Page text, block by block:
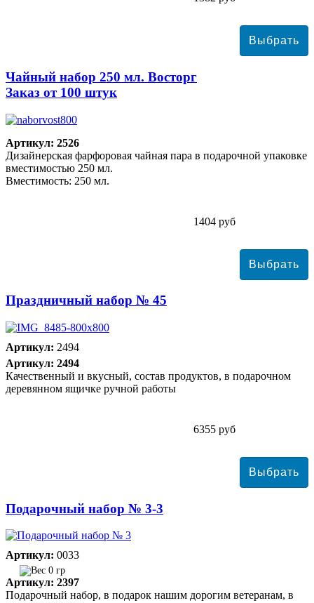
Чайный набор 250 мл. Восторг
Заказ от 100 штук
Артикул: 2526
Дизайнерская фарфоровая чайная пара в подарочной упаковке
вместимостью 250 мл.
Вместимость: 250 мл.
1404 руб
Праздничный набор № 45
Артикул: 2494
Артикул: 2494
Качественный и вкусный, состав продуктов, в подарочном
деревянном ящичке ручной работы
6355 руб
Подарочный набор № 3-3
Артикул: 0033
0 гр
Артикул: 2397
Подарочный набор, в подарок нашим дорогим ветеранам, в